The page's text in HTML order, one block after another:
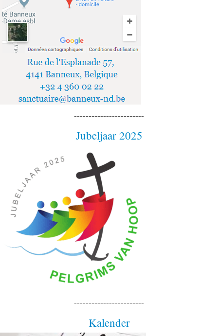
------------------------
Jubeljaar 2025
------------------------
Kalender